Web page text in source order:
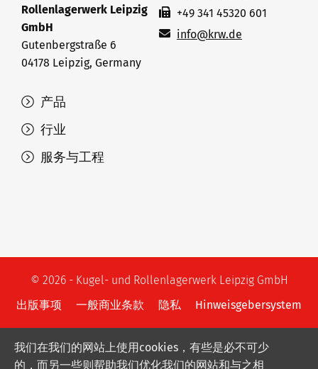
产品
行业
服务与工程
Rollenlagerwerk Leipzig
GmbH
Gutenbergstraße 6
04178 Leipzig, Germany
+49 341 45320 601
info@krw.de
© 2026 - Kugel- und Rollenlagerwerk Leipzig GmbH
出版事项
一般商业条款 隐私 Hinweisgebersystem
我们在我们的网站上使用cookies，有些是必不可少
的，而另一些则帮助我们优化我们的网站和与之相